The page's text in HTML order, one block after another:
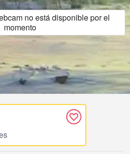
no está disponible por el
momento